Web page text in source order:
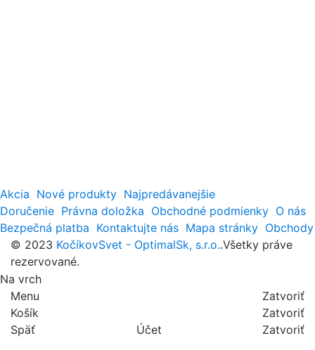
Akcia Nové produkty Najpredávanejšie
Doručenie Právna doložka Obchodné podmienky O nás
Bezpečná platba Kontaktujte nás Mapa stránky Obchody
© 2023 KočíkovSvet - OptimalSk, s.r.o..Všetky práve
rezervované.
Na vrch
Menu
Zatvoriť
Košík
Zatvoriť
Späť
Účet
Zatvoriť